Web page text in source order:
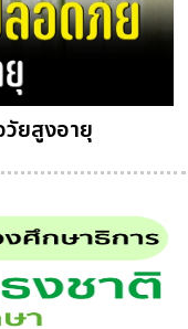
ยสูงอายุ